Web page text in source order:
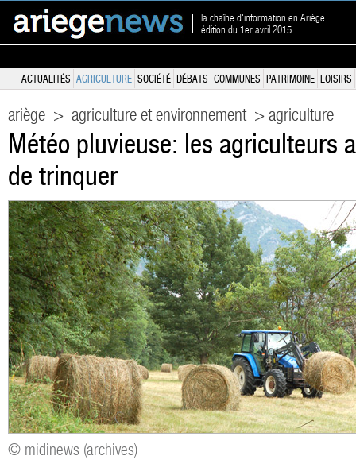
la chaîne d'information en Ariège
édition du 1er avril 2015
ACTUALITÉS AGRICULTURE SOCIÉTÉ DÉBATS COMMUNES PATRIMOINE LOISIRS
ariège > agriculture et environnement > agriculture
Météo pluvieuse: les agriculteurs
de trinquer
© midinews (archives)